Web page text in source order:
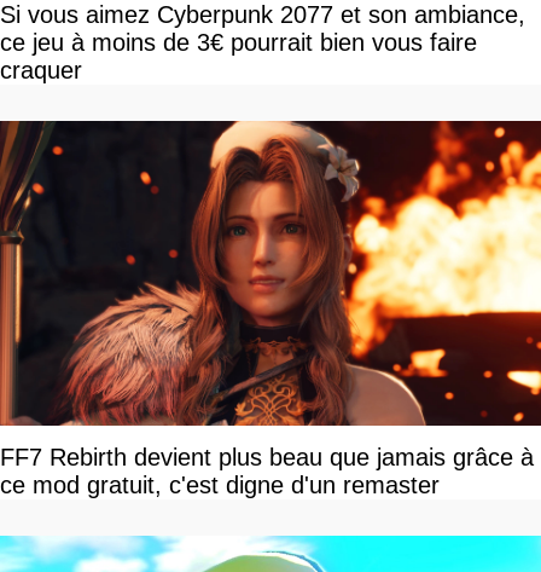
Si vous aimez Cyberpunk 2077 et son ambiance,
ce jeu à moins de 3€ pourrait bien vous faire
craquer
FF7 Rebirth devient plus beau que jamais grâce à
ce mod gratuit, c'est digne d'un remaster